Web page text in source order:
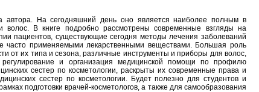
автора. На сегодняшний день оно является наиболее полным в
В книге подробно рассмотрены современные взгляды на
пациентов, существующие сегодня методы лечения заболеваний
часто применяемыми лекарственными веществами. Большая роль
от их типа и сезона, различные инструменты и приборы для волос,
и организация медицинской помощи по профилю
сестер по косметологии, раскрыты их современные права и
сестер по косметологии. Будет полезно для студентов и
подготовки врачей-косметологов, а также для самообразования